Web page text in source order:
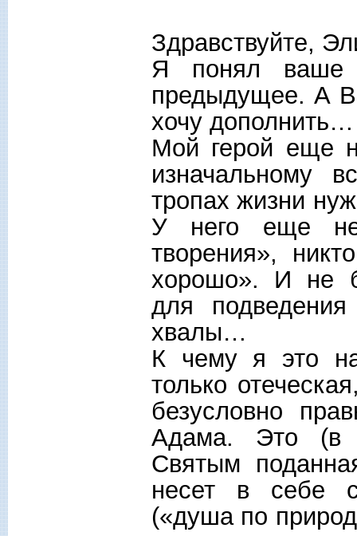
Здравствуйте,
Я понял ваше
предыдущее. А
хочу дополнить…
Мой герой еще
изначальному
тропах жизни
У него еще не
творения»,
хорошо». И не
для
хвалы…
К чему я это
только
безусловно
Адама. Это (в
Святым
несет в себе
(«душа по